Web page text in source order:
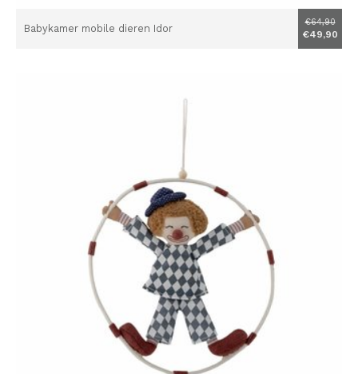
Babykamer mobile dieren Idor
€64,90
€49,90